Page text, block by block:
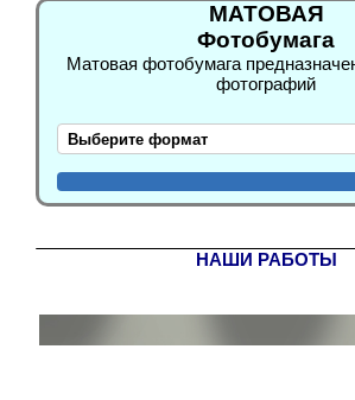
МАТОВАЯ
Фотобумага
Матовая фотобумага
фотографий
НАШИ РАБОТЫ